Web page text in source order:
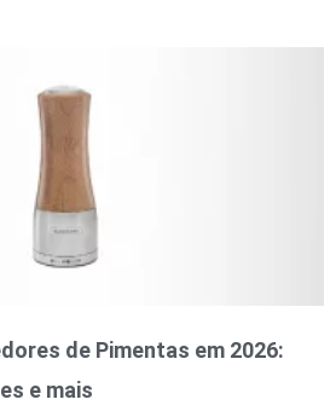
de Pimentas em 2026:
e mais